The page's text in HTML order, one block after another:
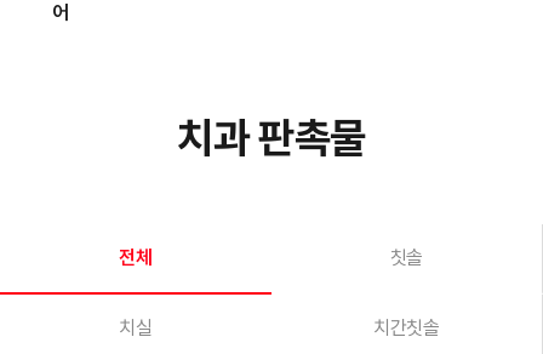
어
치과 판촉물
전체 칫솔
치실 치간칫솔